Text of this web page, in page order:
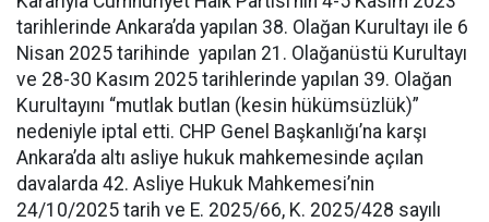
tarihlerinde Ankara’da yapılan 38. Olağan Kurultayı ile 6
Nisan 2025 tarihinde yapılan 21. Olağanüstü Kurultayı
ve 28-30 Kasım 2025 tarihlerinde yapılan 39. Olağan
Kurultayını “mutlak butlan (kesin hükümsüzlük)”
nedeniyle iptal etti. CHP Genel Başkanlığı’na karşı
Ankara’da altı asliye hukuk mahkemesinde açılan
davalarda 42. Asliye Hukuk Mahkemesi’nin
24/10/2025 tarih ve E. 2025/66, K. 2025/428 sayılı